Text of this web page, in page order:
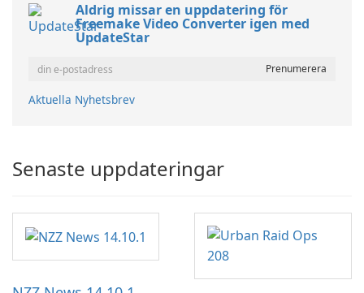
Aldrig missar en uppdatering för
Freemake Video Converter igen med
UpdateStar
Aktuella Nyhetsbrev
Senaste uppdateringar